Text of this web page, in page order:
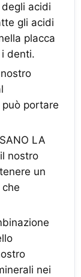
acidi
gli acidi
placca
denti.
nostro
portare
LA
nostro
un
nei